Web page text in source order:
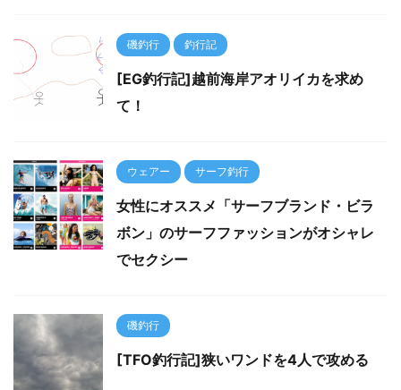
磯釣行 釣行記
[EG釣行記]越前海岸アオリイカを求め
て！
ウェアー サーフ釣行
女性にオススメ「サーフブランド・ビラ
ボン」のサーフファッションがオシャレ
でセクシー
磯釣行
[TFO釣行記]狭いワンドを4人で攻める